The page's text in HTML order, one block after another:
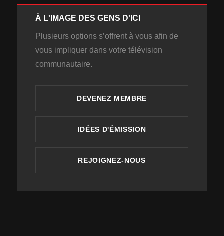
À L'IMAGE DES GENS D'ICI
Plusieurs options s’offrent à vous afin de
vous impliquer dans votre télévision
communautaire.
DEVENEZ MEMBRE
IDÉES D'ÉMISSION
REJOIGNEZ-NOUS